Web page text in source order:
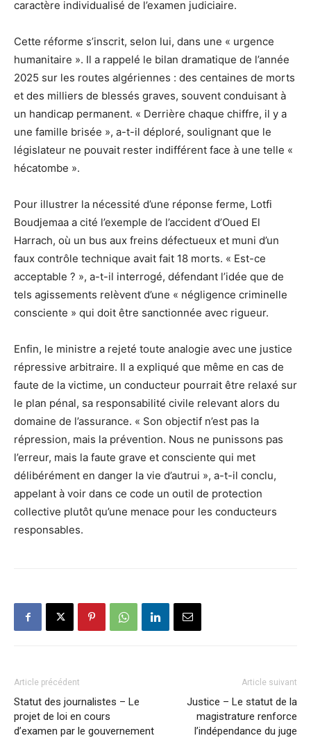
caractère individualisé de l’examen judiciaire.
Cette réforme s’inscrit, selon lui, dans une « urgence
humanitaire ». Il a rappelé le bilan dramatique de l’année
2025 sur les routes algériennes : des centaines de morts
et des milliers de blessés graves, souvent conduisant à
un handicap permanent. « Derrière chaque chiffre, il y a
une famille brisée », a-t-il déploré, soulignant que le
législateur ne pouvait rester indifférent face à une telle «
hécatombe ».
Pour illustrer la nécessité d’une réponse ferme, Lotfi
Boudjemaa a cité l’exemple de l’accident d’Oued El
Harrach, où un bus aux freins défectueux et muni d’un
faux contrôle technique avait fait 18 morts. « Est-ce
acceptable ? », a-t-il interrogé, défendant l’idée que de
tels agissements relèvent d’une « négligence criminelle
consciente » qui doit être sanctionnée avec rigueur.
Enfin, le ministre a rejeté toute analogie avec une justice
répressive arbitraire. Il a expliqué que même en cas de
faute de la victime, un conducteur pourrait être relaxé sur
le plan pénal, sa responsabilité civile relevant alors du
domaine de l’assurance. « Son objectif n’est pas la
répression, mais la prévention. Nous ne punissons pas
l’erreur, mais la faute grave et consciente qui met
délibérément en danger la vie d’autrui », a-t-il conclu,
appelant à voir dans ce code un outil de protection
collective plutôt qu’une menace pour les conducteurs
responsables.
Article précédent
Statut des journalistes – Le
projet de loi en cours
d’examen par le gouvernement
Article suivant
Justice – Le statut de la
magistrature renforce
l’indépendance du juge